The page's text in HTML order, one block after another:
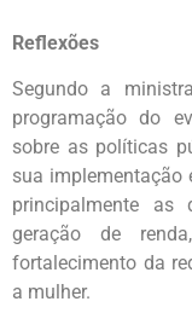
Reflexões
Segundo a
programação do
sobre as políticas
sua implementação
principalmente as
geração de
fortalecimento da
a mulher.